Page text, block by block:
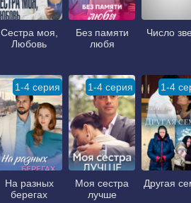
Сестра моя,
Любовь
Без памяти
любя
Число
1-4 серия
На разных
берегах
1-4 серия
Моя сестра
лучше
1-4
Другая